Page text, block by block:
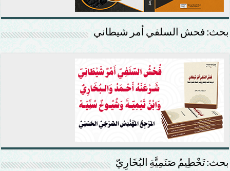
بحث: فحش السلفي أمر شيطاني
بحث: تَحْطِيمُ صَنَمِيَّةِ البُخَارِيّ